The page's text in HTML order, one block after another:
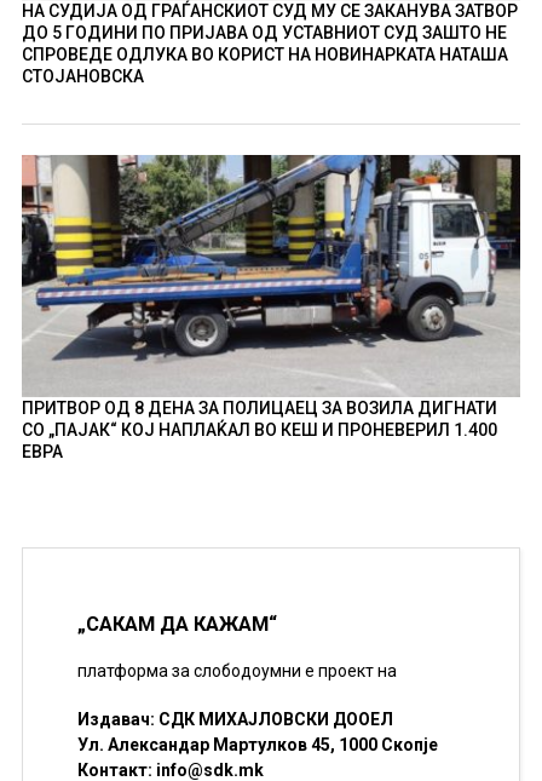
НА СУДИЈА ОД ГРАЃАНСКИОТ СУД МУ СЕ ЗАКАНУВА ЗАТВОР
ДО 5 ГОДИНИ ПО ПРИЈАВА ОД УСТАВНИОТ СУД ЗАШТО НЕ
СПРОВЕДЕ ОДЛУКА ВО КОРИСТ НА НОВИНАРКАТА НАТАША
СТОЈАНОВСКА
ПРИТВОР ОД 8 ДЕНА ЗА ПОЛИЦАЕЦ ЗА ВОЗИЛА ДИГНАТИ
СО „ПАЈАК“ КОЈ НАПЛАЌАЛ ВО КЕШ И ПРОНЕВЕРИЛ 1.400
ЕВРА
„САКАМ ДА КАЖАМ“
платформа за слободоумни е проект на
Издавач: СДК МИХАЈЛОВСКИ ДООЕЛ
Ул. Александар Мартулков 45, 1000 Скопје
Контакт: info@sdk.mk